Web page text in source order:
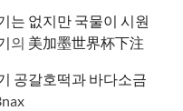
는 없지만 국물이 시원
의 美加墨世界杯下注
공갈호떡과 바다소금